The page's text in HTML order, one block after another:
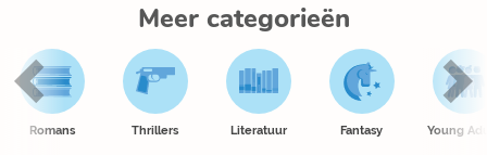
Meer categorieën
Romans Thrillers Literatuur Fantasy Young